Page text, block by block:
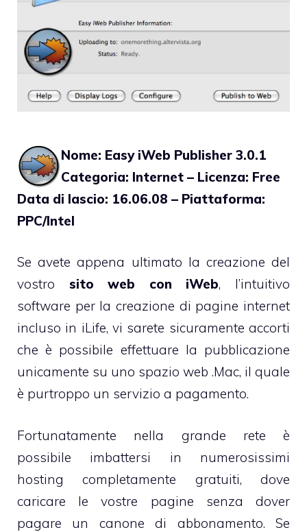
Nome: Easy iWeb Publisher 3.0.1
Categoria: Internet – Licenza: Free
Data di lascio: 16.06.08 – Piattaforma:
PPC/Intel
Se avete appena ultimato la creazione del
vostro sito web con iWeb, l’intuitivo
software per la creazione di pagine internet
incluso in iLife, vi sarete sicuramente accorti
che è possibile effettuare la pubblicazione
unicamente su uno spazio web .Mac, il quale
è purtroppo un servizio a pagamento.
Fortunatamente nella grande rete è
possibile imbattersi in numerosissimi
hosting completamente gratuiti, dove
caricare le vostre pagine senza dover
pagare un canone di abbonamento. Se